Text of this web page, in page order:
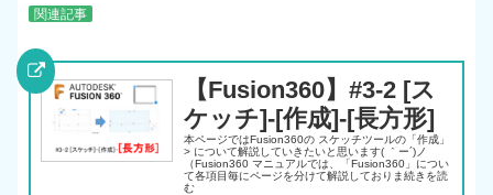
関連記事
【Fusion360】#3-2 [ス
ケッチ]-[作成]-[長方形]
本ページではFusion360の スケッチツールの「作成」
> について解説していきたいと思います( ｀ー´)ノ
（Fusion360 マニュアルでは、「Fusion360」につい
て各項目毎にページを分けて解説しておりま続きを読
む